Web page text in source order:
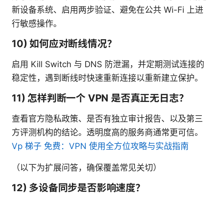
新设备系统、启用两步验证、避免在公共 Wi-Fi 上进
行敏感操作。
10) 如何应对断线情况？
启用 Kill Switch 与 DNS 防泄漏，并定期测试连接的
稳定性，遇到断线时快速重新连接以重新建立保护。
11) 怎样判断一个 VPN 是否真正无日志？
查看官方隐私政策、是否有独立审计报告、以及第三
方评测机构的结论。透明度高的服务商通常更可信。
Vp 梯子 免费：VPN 使用全方位攻略与实战指南
（以下为扩展问答，确保覆盖常见关切）
12) 多设备同步是否影响速度？